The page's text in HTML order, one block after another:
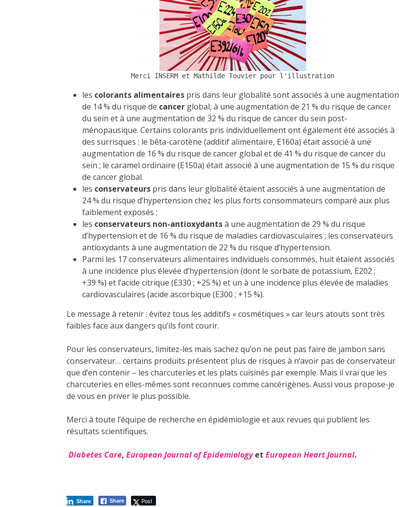
Merci INSERM et Mathilde Touvier pour l'illustration
les colorants alimentaires pris dans leur globalité sont associés à une augmentation
de 14 % du risque de cancer global, à une augmentation de 21 % du risque de cancer
du sein et à une augmentation de 32 % du risque de cancer du sein post-
ménopausique. Certains colorants pris individuellement ont également été associés à
des surrisques : le bêta-carotène (additif alimentaire, E160a) était associé à une
augmentation de 16 % du risque de cancer global et de 41 % du risque de cancer du
sein ; le caramel ordinaire (E150a) était associé à une augmentation de 15 % du risque
de cancer global.
les conservateurs pris dans leur globalité étaient associés à une augmentation de
24 % du risque d’hypertension chez les plus forts consommateurs comparé aux plus
faiblement exposés ;
les conservateurs non-antioxydantsà une augmentation de 29 % du risque
d’hypertension et de 16 % du risque de maladies cardiovasculaires ; les conservateurs
antioxydants à une augmentation de 22 % du risque d’hypertension.
Parmi les 17 conservateurs alimentaires individuels consommés, huit étaient associés
à une incidence plus élevée d’hypertension (dont le sorbate de potassium, E202 ;
+39 %) et l’acide citrique (E330 ; +25 %) et un à une incidence plus élevée de maladies
cardiovasculaires (acide ascorbique (E300 ; +15 %).
Le message à retenir : évitez tous les additifs « cosmétiques » car leurs atouts sont très
faibles face aux dangers qu’ils font courir.
Pour les conservateurs, limitez-les mais sachez qu’on ne peut pas faire de jambon sans
conservateur… certains produits présentent plus de risques à n’avoir pas de conservateur
que d’en contenir – les charcuteries et les plats cuisinés par exemple. Mais il vrai que les
charcuteries en elles-mêmes sont reconnues comme cancérigènes. Aussi vous propose-je
de vous en priver le plus possible.
Merci à toute l’équipe de recherche en épidémiologie et aux revues qui publient les
résultats scientifiques.
Diabetes Care, European Journal of Epidemiologyet European Heart Journal.
Share Post
Share